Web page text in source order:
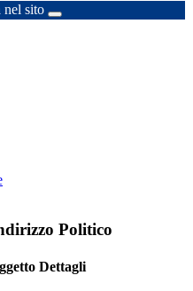
nel sito
Politico
Dettagli